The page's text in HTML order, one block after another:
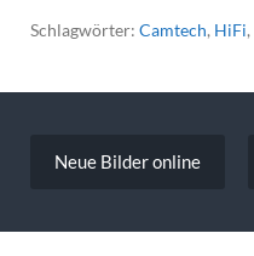
Schlagwörter: Camtech, HiFi,
Neue Bilder online